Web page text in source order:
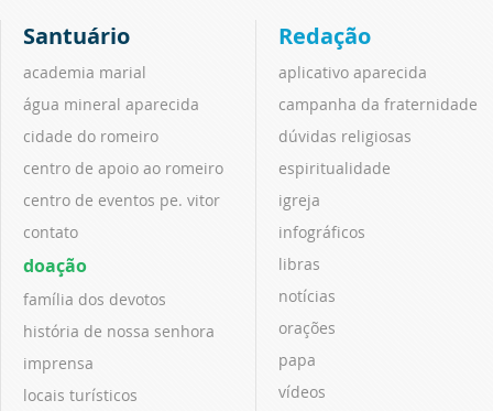
Santuário
academia marial
água mineral aparecida
cidade do romeiro
centro de apoio ao romeiro
centro de eventos pe. vitor
contato
doação
família dos devotos
história de nossa senhora
imprensa
locais turísticos
Redação
aplicativo aparecida
campanha da fraternidade
dúvidas religiosas
espiritualidade
igreja
infográficos
libras
notícias
orações
papa
vídeos